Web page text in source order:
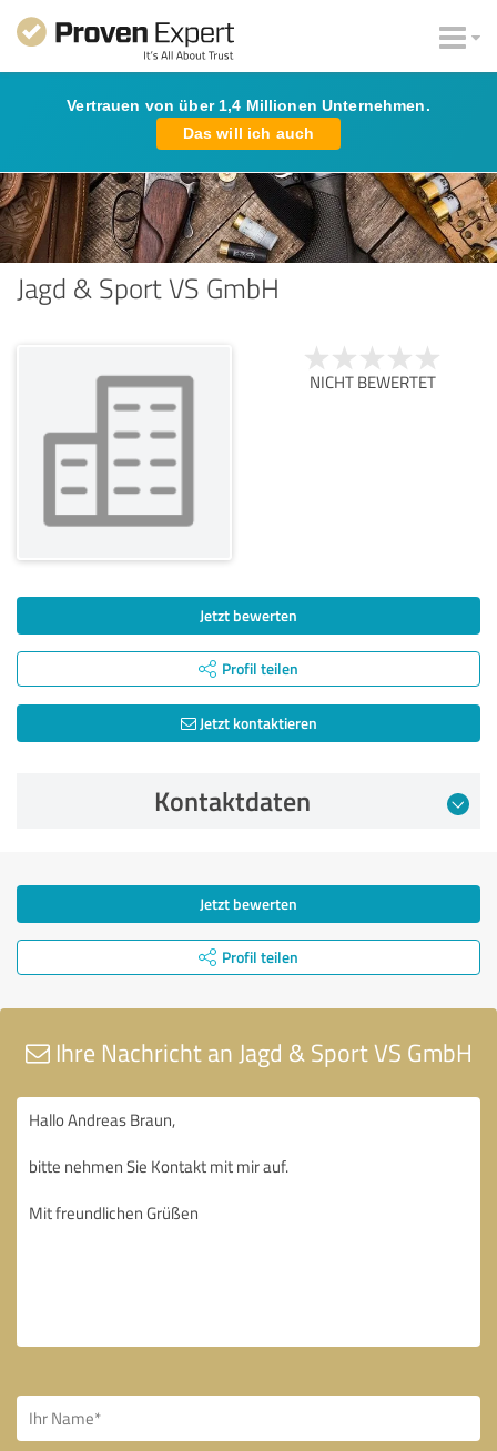
Vertrauen von über 1,4 Millionen Unternehmen.
Das will ich auch
Jagd & Sport VS GmbH
NICHT BEWERTET
Jetzt bewerten
Profil teilen
Jetzt kontaktieren
Kontaktdaten
Jetzt bewerten
Profil teilen
Ihre Nachricht an Jagd & Sport VS GmbH